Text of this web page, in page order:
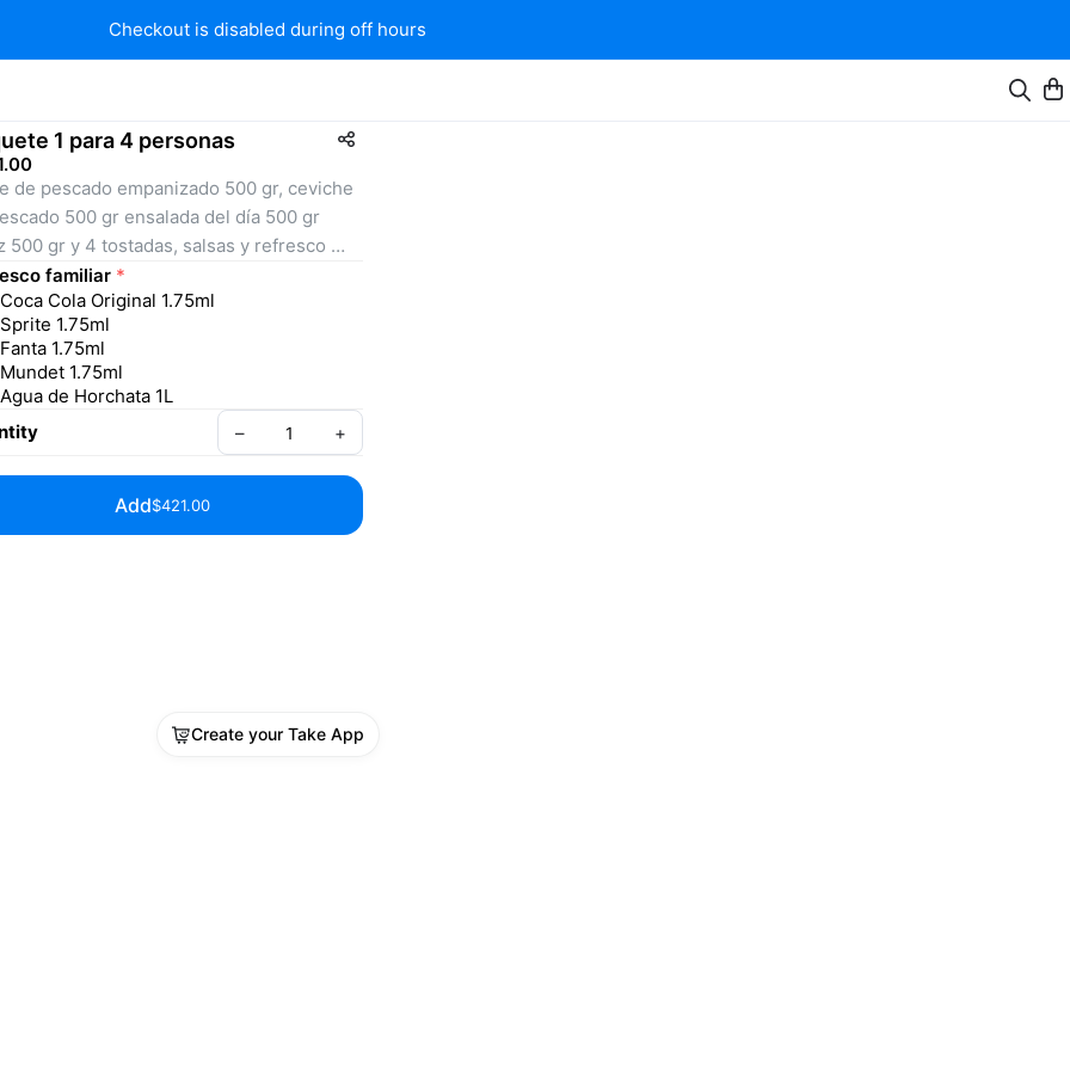
Checkout is disabled during off hours
1 para 4 personas
de pescado empanizado 500 gr, ceviche
500 gr ensalada del día 500 gr
500 gr y 4 tostadas, salsas y refresco
familiar *
Coca Cola Original 1.75ml
Sprite 1.75ml
Fanta 1.75ml
Mundet 1.75ml
Agua de Horchata 1L
– +
Add$421.00
Create your Take App